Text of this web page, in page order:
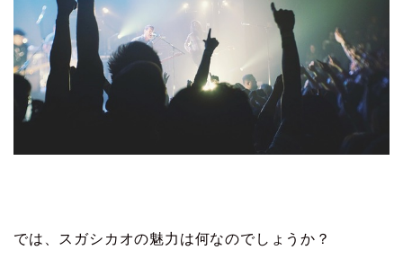
では、スガシカオの魅力は何なのでしょうか？